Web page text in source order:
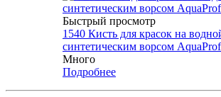
Быстрый просмотр
1540 Кисть для красок на
синтетическим ворсом
Много
Подробнее